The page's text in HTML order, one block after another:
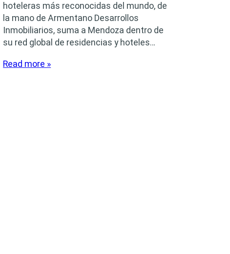
hoteleras más reconocidas del mundo, de
la mano de Armentano Desarrollos
Inmobiliarios, suma a Mendoza dentro de
su red global de residencias y hoteles…
Read more »